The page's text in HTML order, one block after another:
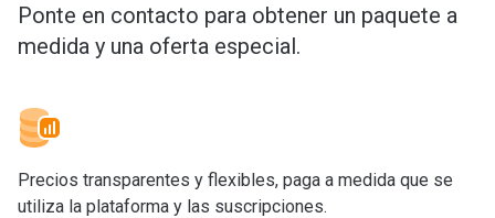
Ponte en contacto para obtener un paquete a
medida y una oferta especial.
Precios transparentes y flexibles, paga a medida que se
utiliza la plataforma y las suscripciones.